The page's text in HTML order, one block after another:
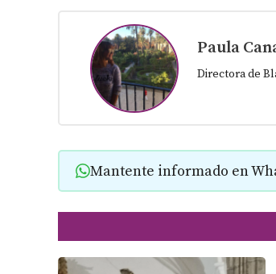
Paula
Directora de
Mantente informado en